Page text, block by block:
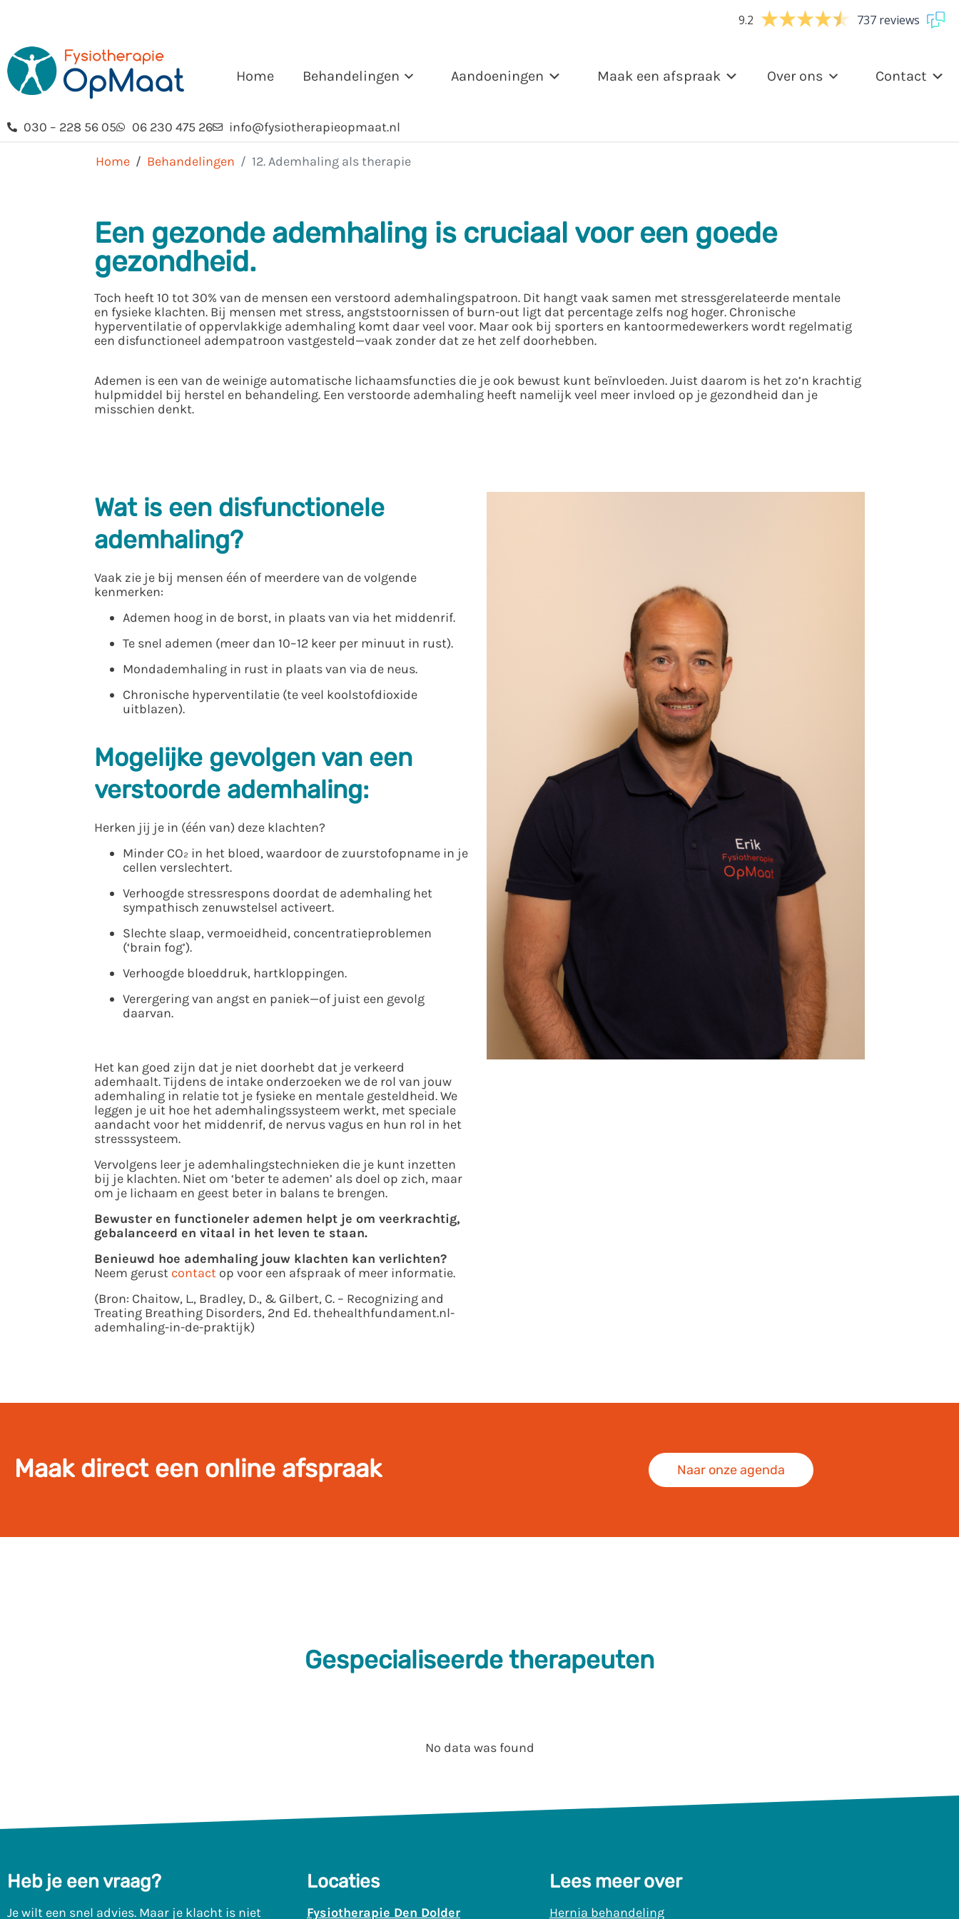
9.2 737 reviews
Home Behandelingen Aandoeningen Maak een afspraak Over ons Contact
030 – 228 56 05 06 230 475 26 info@fysiotherapieopmaat.nl
Home Behandelingen 12. Ademhaling als therapie
Een gezonde ademhaling is cruciaal voor een goede
gezondheid.
Toch heeft 10 tot 30% van de mensen een verstoord ademhalingspatroon. Dit hangt vaak samen met stressgerelateerde mentale
en fysieke klachten. Bij mensen met stress, angststoornissen of burn-out ligt dat percentage zelfs nog hoger. Chronische
hyperventilatie of oppervlakkige ademhaling komt daar veel voor. Maar ook bij sporters en kantoormedewerkers wordt regelmatig
een disfunctioneel adempatroon vastgesteld—vaak zonder dat ze het zelf doorhebben.
Ademen is een van de weinige automatische lichaamsfuncties die je ook bewust kunt beïnvloeden. Juist daarom is het zo’n krachtig
hulpmiddel bij herstel en behandeling. Een verstoorde ademhaling heeft namelijk veel meer invloed op je gezondheid dan je
misschien denkt.
Wat is een disfunctionele
ademhaling?
Vaak zie je bij mensen één of meerdere van de volgende
kenmerken:
Ademen hoog in de borst, in plaats van via het middenrif.
Te snel ademen (meer dan 10–12 keer per minuut in rust).
Mondademhaling in rust in plaats van via de neus.
Chronische hyperventilatie (te veel koolstofdioxide
uitblazen).
Mogelijke gevolgen van een
verstoorde ademhaling:
Herken jij je in (één van) deze klachten?
Minder CO₂ in het bloed, waardoor de zuurstofopname in je
cellen verslechtert.
Verhoogde stressrespons doordat de ademhaling het
sympathisch zenuwstelsel activeert.
Slechte slaap, vermoeidheid, concentratieproblemen
(‘brain fog’).
Verhoogde bloeddruk, hartkloppingen.
Verergering van angst en paniek—of juist een gevolg
daarvan.
Het kan goed zijn dat je niet doorhebt dat je verkeerd
ademhaalt. Tijdens de intake onderzoeken we de rol van jouw
ademhaling in relatie tot je fysieke en mentale gesteldheid. We
leggen je uit hoe het ademhalingssysteem werkt, met speciale
aandacht voor het middenrif, de nervus vagus en hun rol in het
stresssysteem.
Vervolgens leer je ademhalingstechnieken die je kunt inzetten
bij je klachten. Niet om ‘beter te ademen’ als doel op zich, maar
om je lichaam en geest beter in balans te brengen.
Bewuster en functioneler ademen helpt je om veerkrachtig,
gebalanceerd en vitaal in het leven te staan.
Benieuwd hoe ademhaling jouw klachten kan verlichten?
Neem gerust contact op voor een afspraak of meer informatie.
(Bron: Chaitow, L., Bradley, D., & Gilbert, C. – Recognizing and
Treating Breathing Disorders, 2nd Ed.thehealthfundament.nl-
ademhaling-in-de-praktijk)
Maak direct een online afspraak Naar onze agenda
Gespecialiseerde therapeuten
No data was found
Heb je een vraag?
Je wilt een snel advies. Maar je klacht is niet
Locaties
Fysiotherapie Den Dolder
Lees meer over
Hernia behandeling